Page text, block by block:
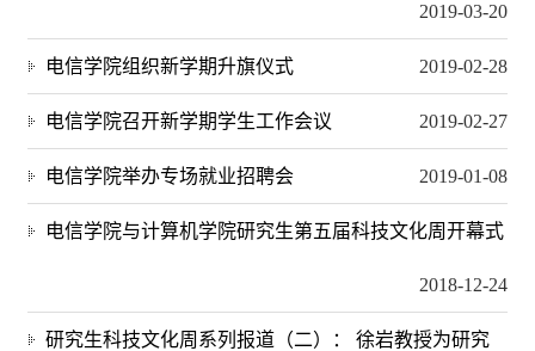
2019-03-20
电信学院组织新学期升旗仪式 2019-02-28
电信学院召开新学期学生工作会议 2019-02-27
电信学院举办专场就业招聘会 2019-01-08
电信学院与计算机学院研究生第五届科技文化周开幕式
2018-12-24
研究生科技文化周系列报道（二）： 徐岩教授为研究